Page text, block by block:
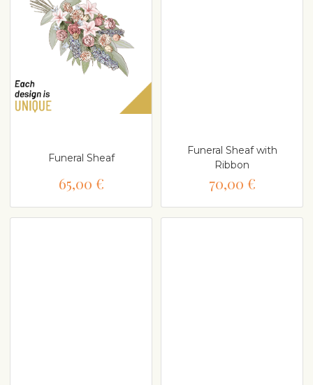
Funeral Sheaf
65,00 €
Funeral Sheaf with
Ribbon
70,00 €